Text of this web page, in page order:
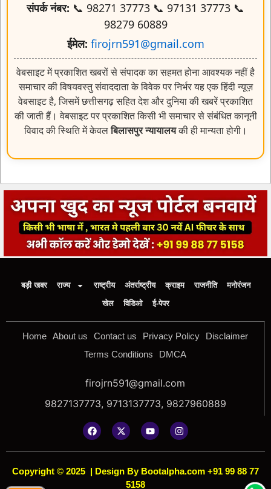
संपर्क नंबर: 📞 98271 37773 📞 97131 37773 📞
98279 60889
ईमेल: firojrn591@gmail.com
वेबसाइट में प्रकाशित खबरों से संपादक का सहमत होना आवश्यक नहीं है
समाचार की विषयवस्तु संवाददाता के विवेक पर निर्भर यह एक हिंदी न्यूज़
वेबसाइट है, जिसमें छत्तीसगढ़ सहित देश और दुनिया की खबरें प्रकाशित
की जाती हैं। वेबसाइट पर प्रकाशित किसी भी समाचार से संबंधित कानूनी
विवाद की स्थिति में केवलबिलासपुर न्यायालयकी ही मान्यता होगी।
बड़ी खबर राज्य राष्ट्रीय अंतर्राष्ट्रीय क्राइम राजनीति
मनोरंजन
खेल
विडिओ ई-पेपर
Home About us Contact us Privacy Policy
Disclaimer
Terms Conditions
DMCA
firojrn591@gmail.com
9827137773, 9713137773, 9827960889
Copyright © 2025 | Design By Bootalpha.com +91 99 88 77
5158